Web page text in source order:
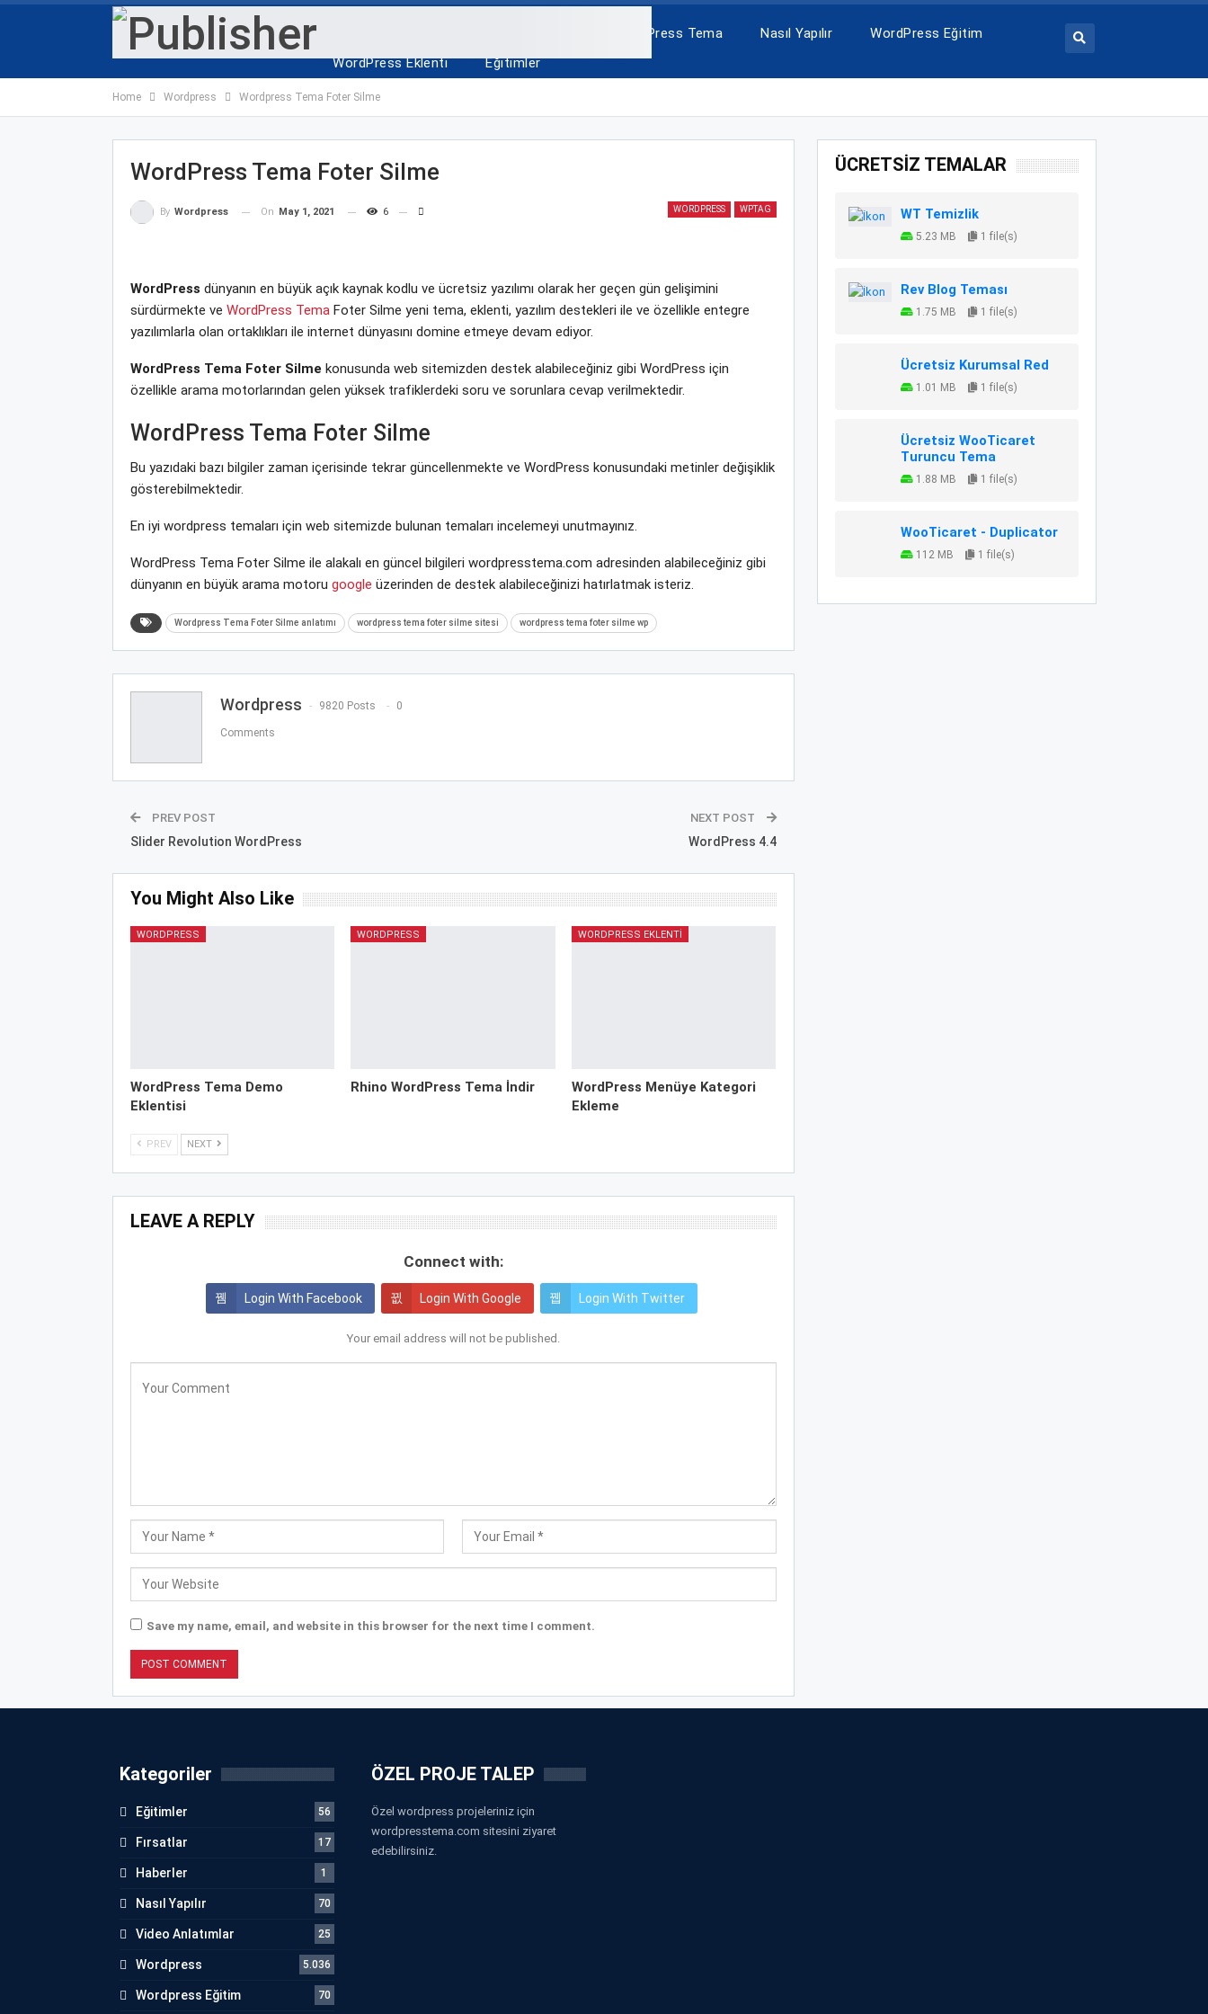
WordPress Tema Nasıl Yapılır
WordPress Eğitim
WordPress Eklenti
Eğitimler
Home Wordpress Wordpress Tema Foter Silme
WordPress Tema Foter Silme
WORDPRESS WPTAG
By Wordpress On May 1, 2021 6
WordPress dünyanın en büyük açık kaynak kodlu ve ücretsiz yazılımı olarak her geçen gün gelişimini
sürdürmekte ve WordPress TemaFoter Silme yeni tema, eklenti, yazılım destekleri ile ve özellikle entegre
yazılımlarla olan ortaklıkları ile internet dünyasını domine etmeye devam ediyor.
WordPress Tema Foter Silme konusunda web sitemizden destek alabileceğiniz gibi WordPress için
özellikle arama motorlarından gelen yüksek trafiklerdeki soru ve sorunlara cevap verilmektedir.
WordPress Tema Foter Silme
Bu yazıdaki bazı bilgiler zaman içerisinde tekrar güncellenmekte ve WordPress konusundaki metinler değişiklik
gösterebilmektedir.
En iyi wordpress temaları için web sitemizde bulunan temaları incelemeyi unutmayınız.
WordPress Tema Foter Silme ile alakalı en güncel bilgileri wordpresstema.com adresinden alabileceğiniz gibi
dünyanın en büyük arama motoru google üzerinden de destek alabileceğinizi hatırlatmak isteriz.
Wordpress Tema Foter Silme anlatımı wordpress tema foter silme sitesi wordpress tema foter silme wp
Wordpress 9820 Posts 0
Comments
PREV POST
Slider Revolution WordPress
NEXT POST
WordPress 4.4
You Might Also Like
WORDPRESS
WordPress Tema Demo
Eklentisi
WORDPRESS
Rhino WordPress Tema İndir
WORDPRESS EKLENTI
WordPress Menüye Kategori
Ekleme
PREV NEXT
LEAVE A REPLY
Connect with:
Login With Facebook Login With Google Login With Twitter
Your email address will not be published.
Save my name, email, and website in this browser for the next time I comment.
ÜCRETSİZ TEMALAR
WT Temizlik
5.23 MB 1 file(s)
Rev Blog Teması
1.75 MB 1 file(s)
Ücretsiz Kurumsal Red
1.01 MB 1 file(s)
Ücretsiz WooTicaret
Turuncu Tema
1.88 MB 1 file(s)
WooTicaret - Duplicator
112 MB 1 file(s)
Kategoriler
Eğitimler 56
Fırsatlar 17
Haberler 1
Nasıl Yapılır 70
Video Anlatımlar 25
Wordpress 5.036
Wordpress Eğitim 70
ÖZEL PROJE TALEP
Özel wordpress projeleriniz için
wordpresstema.com sitesini ziyaret
edebilirsiniz.